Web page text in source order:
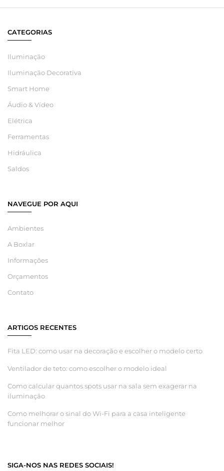
CATEGORIAS
Iluminação
Iluminação Decorativa
Smart Home
Áudio & Vídeo
Elétrica
Ferramentas
Hidráulica
Saldos
NAVEGUE POR AQUI
Ambientes
A Boxlar
Informações
Orçamentos
Contato
ARTIGOS RECENTES
Fita LED: como usar na decoração e escolher o modelo certo
Ventilador de teto: como escolher o modelo ideal
Como calcular quantos spots usar na sala sem exagerar na
iluminação
Como melhorar o sinal do Wi-Fi para a casa inteligente
funcionar melhor
SIGA-NOS NAS REDES SOCIAIS!